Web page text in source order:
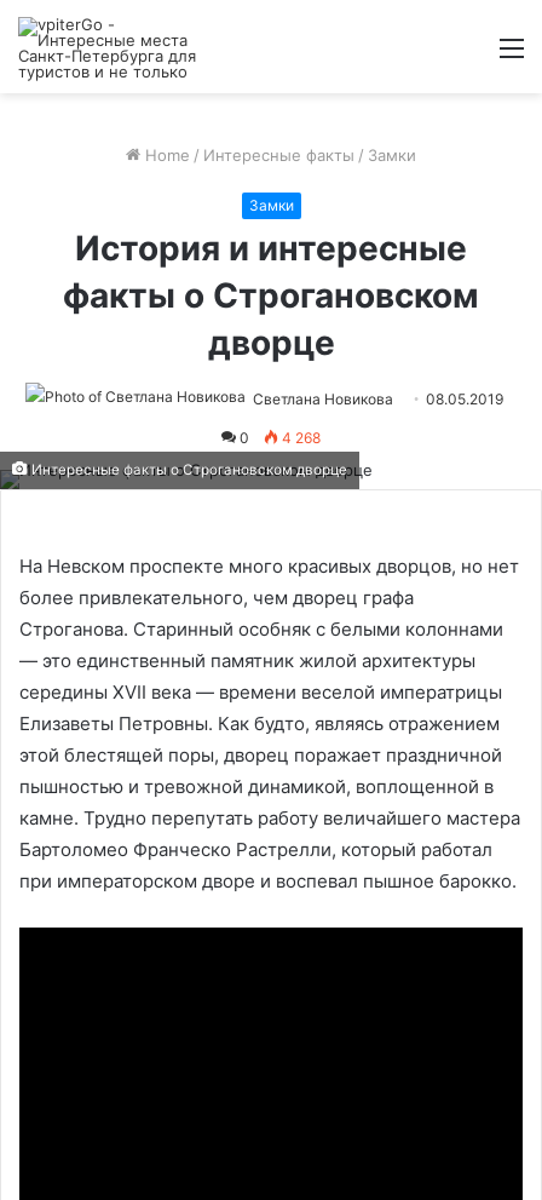
Home / Интересные факты / Замки
Замки
История и интересные
факты о Строгановском
дворце
Светлана Новикова 08.05.2019
0 4 268
Интересные факты о Строгановском дворце
На Невском проспекте много красивых дворцов, но нет
более привлекательного, чем дворец графа
Строганова. Старинный особняк с белыми колоннами
— это единственный памятник жилой архитектуры
середины XVII века — времени веселой императрицы
Елизаветы Петровны. Как будто, являясь отражением
этой блестящей поры, дворец поражает праздничной
пышностью и тревожной динамикой, воплощенной в
камне. Трудно перепутать работу величайшего мастера
Бартоломео Франческо Растрелли, который работал
при императорском дворе и воспевал пышное барокко.